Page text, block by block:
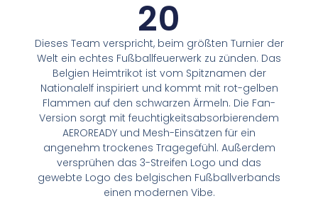
20
Dieses Team verspricht, beim größten Turnier der
Welt ein echtes Fußballfeuerwerk zu zünden. Das
Belgien Heimtrikot ist vom Spitznamen der
Nationalelf inspiriert und kommt mit rot-gelben
Flammen auf den schwarzen Ärmeln. Die Fan-
Version sorgt mit feuchtigkeitsabsorbierendem
AEROREADY und Mesh-Einsätzen für ein
angenehm trockenes Tragegefühl. Außerdem
versprühen das 3-Streifen Logo und das
gewebte Logo des belgischen Fußballverbands
einen modernen Vibe.